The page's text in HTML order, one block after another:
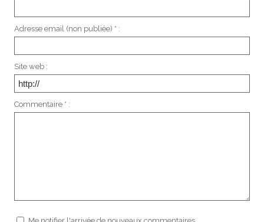
Adresse email (non publiée) * :
Site web :
Commentaire * :